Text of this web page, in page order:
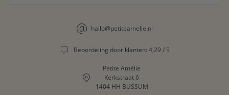
hallo@petiteamelie.nl
Beoordeling door klanten: 4,29 / 5
Petite Amélie
Kerkstraat 6
1404 HH BUSSUM